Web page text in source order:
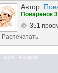
Автор:
Поварёнок
351
Распечатать